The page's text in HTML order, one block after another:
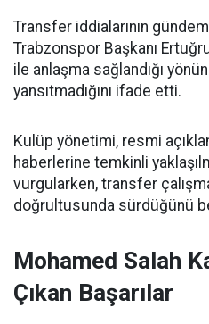
Transfer iddialarının
Trabzonspor Başkanı
ile anlaşma sağlandığı
yansıtmadığını ifade etti.
Kulüp yönetimi, resmi
haberlerine temkinli
vurgularken, transfer
doğrultusunda sürdüğünü
Mohamed Salah
Çıkan Başarılar